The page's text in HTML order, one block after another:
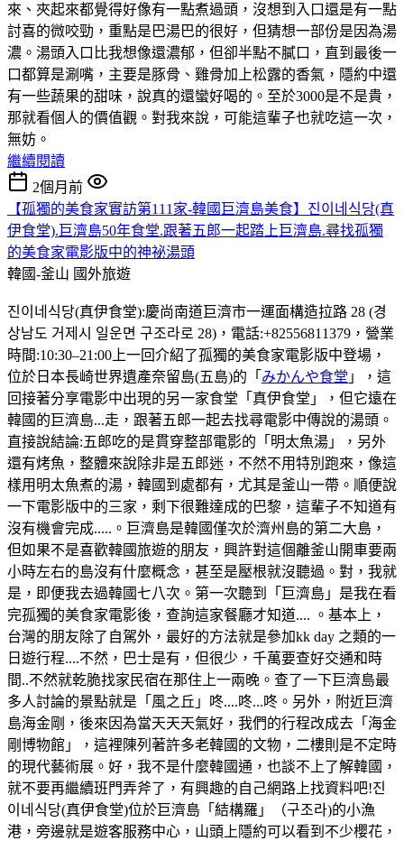
來、夾起來都覺得好像有一點煮過頭，沒想到入口還是有一點
討喜的微咬勁，重點是巴湯巴的很好，但猜想一部份是因為湯
濃。湯頭入口比我想像還濃郁，但卻半點不膩口，直到最後一
口都算是涮嘴，主要是豚骨、雞骨加上松露的香氣，隱約中還
有一些蔬果的甜味，說真的還蠻好喝的。至於3000是不是貴，
那就看個人的價值觀。對我來說，可能這輩子也就吃這一次，
無妨。
繼續閱讀
2個月前
【孤獨的美食家實訪第111家-韓國巨濟島美食】진이네식당(真
伊食堂).巨濟島50年食堂.跟著五郎一起踏上巨濟島.尋找孤獨
的美食家電影版中的神祕湯頭
韓國-釜山 國外旅遊
진이네식당(真伊食堂):慶尚南道巨濟市一運面構造拉路 28 (경
상남도 거제시 일운면 구조라로 28)，電話:+82556811379，營業
時間:10:30–21:00上一回介紹了孤獨的美食家電影版中登場，
位於日本長崎世界遺產奈留島(五島)的「 みかんや食堂 」，這
回接著分享電影中出現的另一家食堂「真伊食堂」，但它遠在
韓國的巨濟島...走，跟著五郎一起去找尋電影中傳說的湯頭。
直接說結論:五郎吃的是貫穿整部電影的「明太魚湯」，另外
還有烤魚，整體來說除非是五郎迷，不然不用特別跑來，像這
樣用明太魚煮的湯，韓國到處都有，尤其是釜山一帶。順便說
一下電影版中的三家，剩下很難達成的巴黎，這輩子不知道有
沒有機會完成.....。巨濟島是韓國僅次於濟州島的第二大島，
但如果不是喜歡韓國旅遊的朋友，興許對這個離釜山開車要兩
小時左右的島沒有什麼概念，甚至是壓根就沒聽過。對，我就
是，即便我去過韓國七八次。第一次聽到「巨濟島」是我在看
完孤獨的美食家電影後，查詢這家餐廳才知道.... 。基本上，
台灣的朋友除了自駕外，最好的方法就是參加kk day 之類的一
日遊行程....不然，巴士是有，但很少，千萬要查好交通和時
間..不然就乾脆找家民宿在那住上一兩晚。查了一下巨濟島最
多人討論的景點就是「風之丘」咚....咚...咚。另外，附近巨濟
島海金剛，後來因為當天天天氣好，我們的行程改成去「海金
剛博物館」，這裡陳列著許多老韓國的文物，二樓則是不定時
的現代藝術展。好，我不是什麼韓國通，也談不上了解韓國，
就不要再繼續班門弄斧了，有興趣的自己網路上找資料吧!진
이네식당(真伊食堂)位於巨濟島「結構羅」（구조라)的小漁
港，旁邊就是遊客服務中心，山頭上隱約可以看到不少櫻花，